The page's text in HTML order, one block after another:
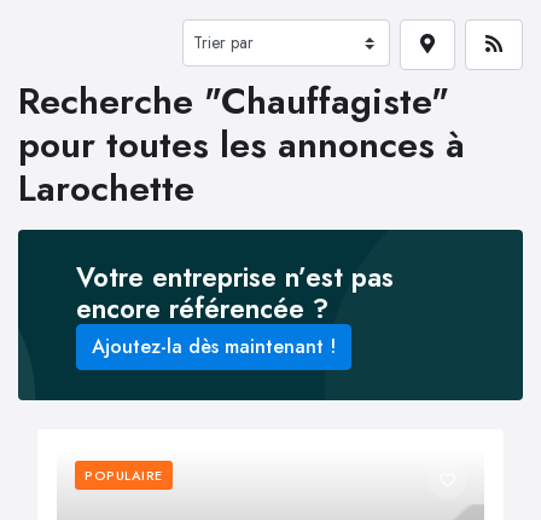
Recherche "Chauffagiste"
pour toutes les annonces à
Larochette
Votre entreprise n’est pas
encore référencée ?
Ajoutez-la dès maintenant !
POPULAIRE